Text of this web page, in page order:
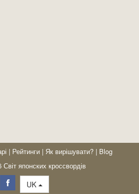
| Рейтинги | Як вирішувати? | Blog
японских кроссвордів
UK